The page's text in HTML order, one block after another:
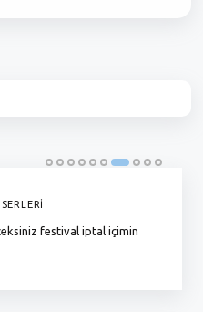
festival iptal içimin